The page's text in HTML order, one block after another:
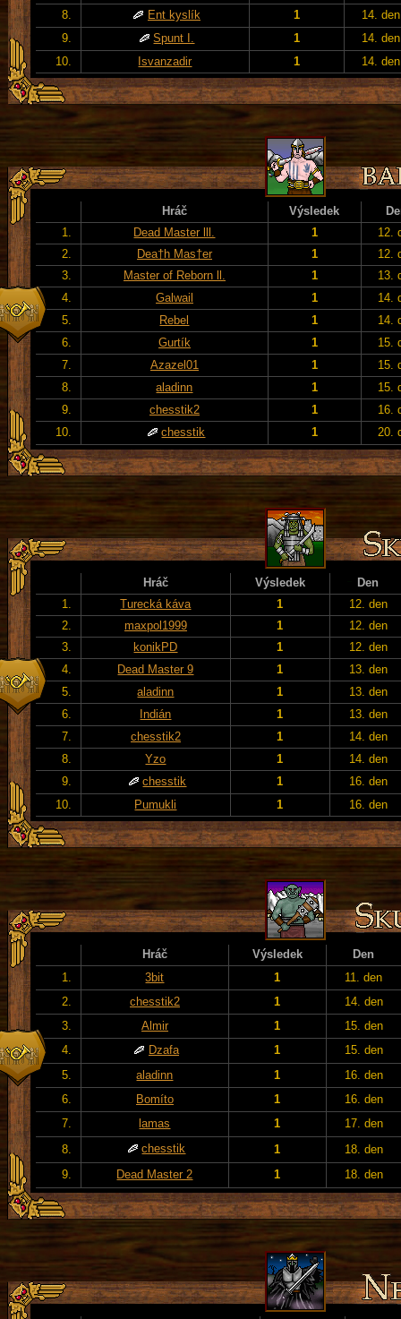
8.
Ent kyslík 1
14. den
9.
Spunt I. 1
14. den
10.
Isvanzadir 1 14. den
Hráč Výsledek
1.
Dead Master lll. 1
12.
2.
Dea†h Mas†er 1
12.
3.
Master of Reborn ll. 1
13.
4.
Galwail 1
14.
5.
Rebel 1
14.
6.
Gurtík 1
15.
7.
Azazel01 1
15.
8.
aladinn 1
15.
9.
chesstik2 1
16.
10.
chesstik 1 20.
Hráč Výsledek
Den
1.
Turecká káva 1
12. den
2.
maxpol1999 1
12. den
3.
konikPD 1
12. den
4.
Dead Master 9 1
13. den
5.
aladinn 1
13. den
6.
Indián 1
13. den
7.
chesstik2 1
14. den
8.
Yzo 1
14. den
9.
chesstik 1
16. den
10.
Pumukli 1 16. den
Hráč Výsledek
Den
1.
3bit 1
11. den
2.
chesstik2 1
14. den
3.
Almir 1
15. den
4.
Dzafa 1
15. den
5.
aladinn 1
16. den
6.
Bomíto 1
16. den
7.
lamas 1
17. den
8.
chesstik 1
18. den
9.
Dead Master 2 1 18. den